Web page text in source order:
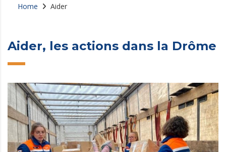
Home Aider
Aider, les actions dans la Drôme